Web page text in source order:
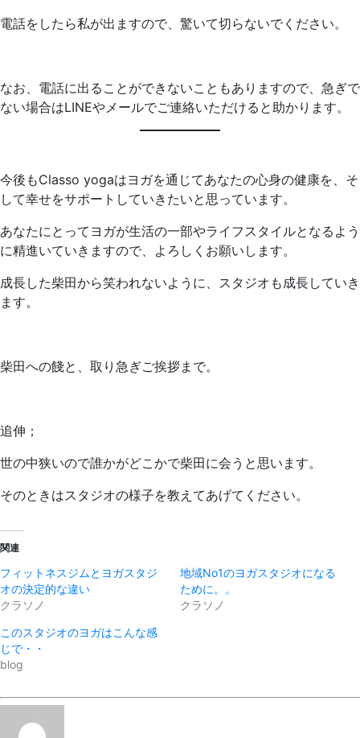
電話をしたら私が出ますので、驚いて切らないでください。
なお、電話に出ることができないこともありますので、急ぎで
ない場合はLINEやメールでご連絡いただけると助かります。
今後もClasso yogaはヨガを通じてあなたの心身の健康を、そ
して幸せをサポートしていきたいと思っています。
あなたにとってヨガが生活の一部やライフスタイルとなるよう
に精進いていきますので、よろしくお願いします。
成長した柴田から笑われないように、スタジオも成長していき
ます。
柴田への餞と、取り急ぎご挨拶まで。
追伸；
世の中狭いので誰かがどこかで柴田に会うと思います。
そのときはスタジオの様子を教えてあげてください。
関連
フィットネスジムとヨガスタジ
オの決定的な違い
クラソノ
地域No1のヨガスタジオになる
ために。。
クラソノ
このスタジオのヨガはこんな感
じで・・
blog